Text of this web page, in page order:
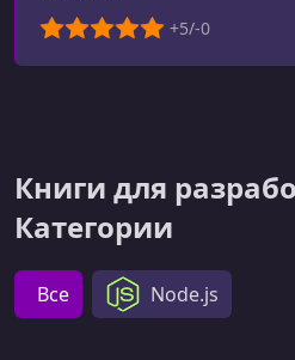
Книги для
Категории
Все Node.js